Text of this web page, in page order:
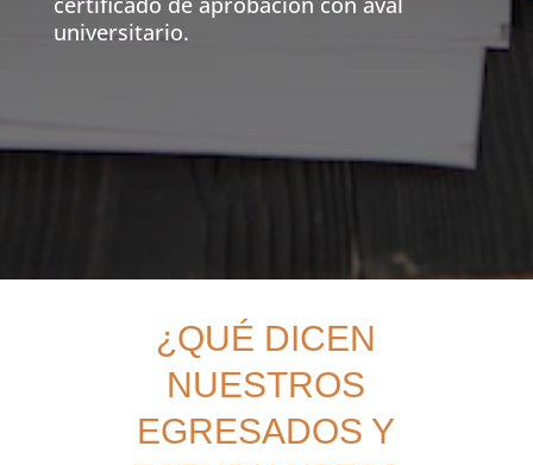
universitario.
¿QUÉ DICEN
NUESTROS
EGRESADOS Y